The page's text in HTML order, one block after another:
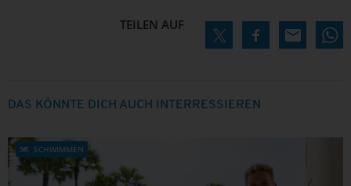
TEILEN AUF
DAS KÖNNTE DICH AUCH INTERRESSIEREN
SCHWIMMEN